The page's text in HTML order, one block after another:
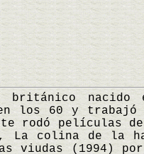
nacido en
en los 60 y
rodó películas
La colina de la
viudas (1994)